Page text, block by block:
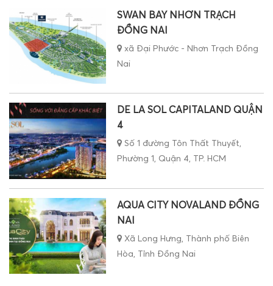
SWAN BAY NHƠN TRẠCH
ĐỒNG NAI
xã Đại Phước - Nhơn Trạch Đồng
Nai
DE LA SOL CAPITALAND QUẬN
4
Số 1 đường Tôn Thất Thuyết,
Phường 1, Quận 4, TP. HCM
AQUA CITY NOVALAND ĐỒNG
NAI
Xã Long Hưng, Thành phố Biên
Hòa, Tỉnh Đồng Nai